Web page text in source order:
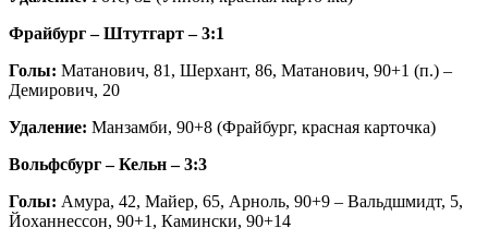
Фрайбург – Штутгарт – 3:1
Голы: Матанович, 81, Шерхант, 86, Матанович, 90+1 (п.) –
Демирович, 20
Удаление: Манзамби, 90+8 (Фрайбург, красная карточка)
Вольфсбург – Кельн – 3:3
Голы: Амура, 42, Майер, 65, Арноль, 90+9 – Вальдшмидт, 5,
Йоханнессон, 90+1, Камински, 90+14